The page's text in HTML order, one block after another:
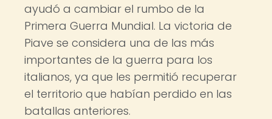
ayudó a cambiar el rumbo de la
Primera Guerra Mundial. La victoria de
Piave se considera una de las más
importantes de la guerra para los
italianos, ya que les permitió recuperar
el territorio que habían perdido en las
batallas anteriores.